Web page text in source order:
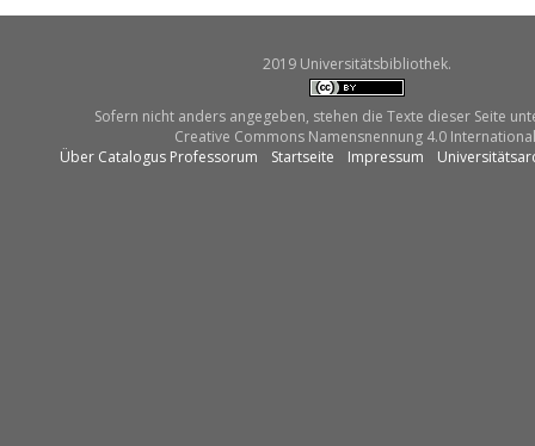
2019 Universitätsbibliothek.
Sofern nicht anders angegeben, stehen die Texte dieser Seite
Creative Commons Namensnennung 4.0
Über Catalogus Professorum
Startseite Impressum